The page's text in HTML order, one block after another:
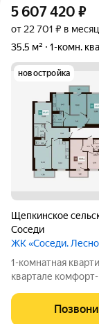
5 607 420 ₽
от 22 701 ₽ в месяц
35,5 м²
1-комн.
новостройка
Щепкинское
Соседи
ЖК «Соседи.
1-комнатная квартира в ЖК
квартале комфорт-
жилую среду,
благоустройство